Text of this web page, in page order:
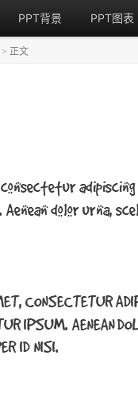
PPT背景 PPT图表
> 正文